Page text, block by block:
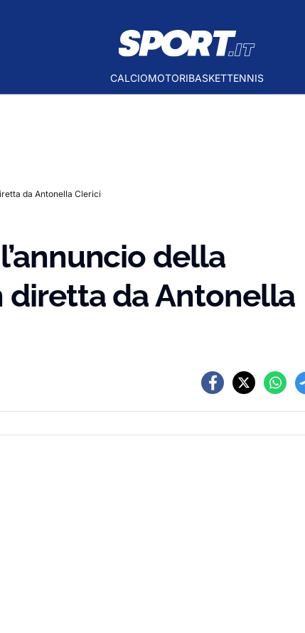
CALCIOMOTORIBASKETTENNIS
da Antonella Clerici
della
diretta da Antonella